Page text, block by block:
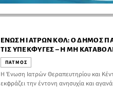
ΈΝΩΣΗ ΙΑΤΡΏΝ ΚΘΛ: Ο ΔΉΜΟΣ
ΤΙΣ ΥΠΕΚΦΥΓΈΣ – Η ΜΗ
ΔΙΏΧΝΕΙ ΤΟΥΣ ΓΙΑΤΡΟΎΣ ΑΠΌ ΤΑ
ΠΑΤΜΟΣ
Η Ένωση Ιατρών Θεραπευτηρίου και
εκφράζει την έντονη ανησυχία και